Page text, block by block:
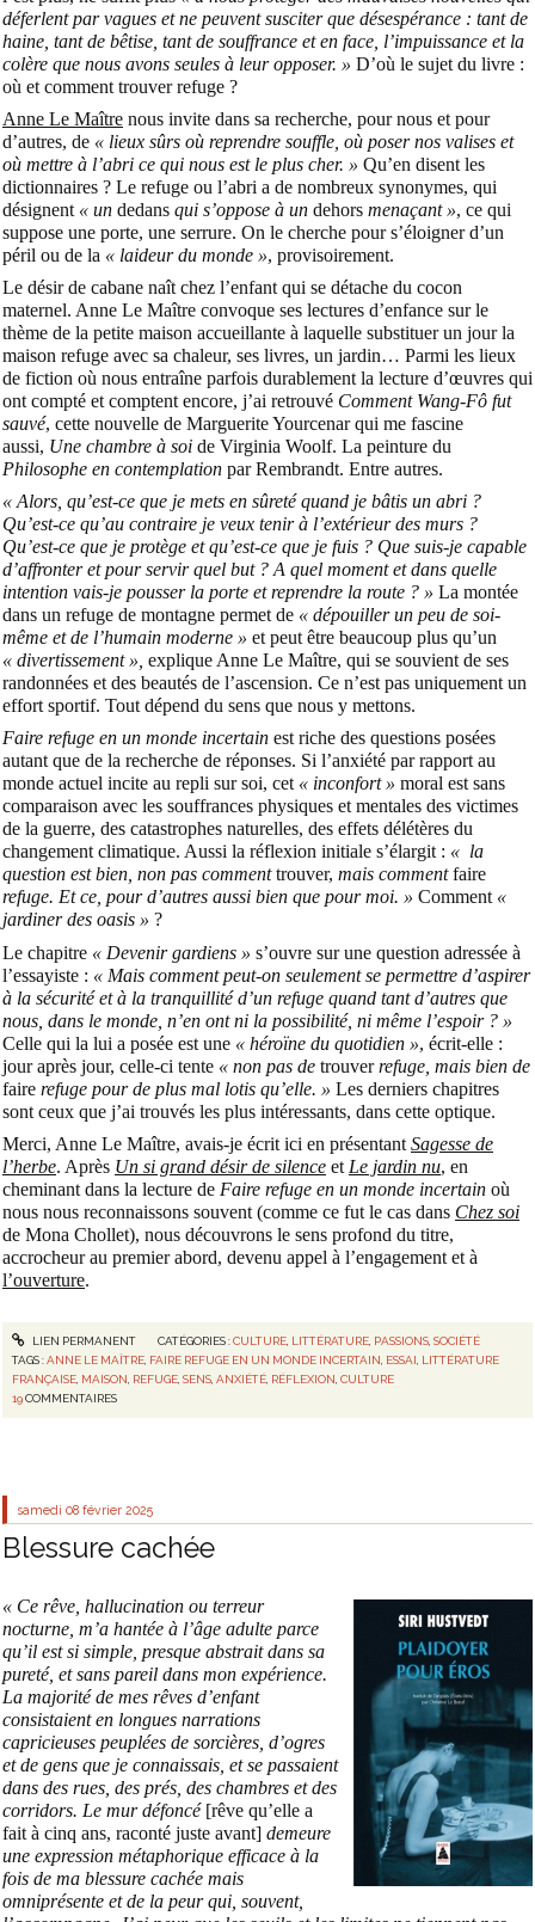
déferlent par vagues et ne peuvent susciter que désespérance : tant de
haine, tant de bêtise, tant de souffrance et en face, l’impuissance et la
colère que nous avons seules à leur opposer. » D’où le sujet du livre :
où et comment trouver refuge ?
Anne Le Maître nous invite dans sa recherche, pour nous et pour
d’autres, de « lieux sûrs où reprendre souffle, où poser nos valises et
où mettre à l’abri ce qui nous est le plus cher. » Qu’en disent les
dictionnaires ? Le refuge ou l’abri a de nombreux synonymes, qui
désignent « un dedans qui s’oppose à un dehors menaçant », ce qui
suppose une porte, une serrure. On le cherche pour s’éloigner d’un
péril ou de la « laideur du monde », provisoirement.
Le désir de cabane naît chez l’enfant qui se détache du cocon
maternel. Anne Le Maître convoque ses lectures d’enfance sur le
thème de la petite maison accueillante à laquelle substituer un jour la
maison refuge avec sa chaleur, ses livres, un jardin… Parmi les lieux
de fiction où nous entraîne parfois durablement la lecture d’œuvres qui
ont compté et comptent encore, j’ai retrouvé Comment Wang-Fô fut
sauvé, cette nouvelle de Marguerite Yourcenar qui me fascine
aussi, Une chambre à soi de Virginia Woolf. La peinture du
Philosophe en contemplation par Rembrandt. Entre autres.
« Alors, qu’est-ce que je mets en sûreté quand je bâtis un abri ?
Qu’est-ce qu’au contraire je veux tenir à l’extérieur des murs ?
Qu’est-ce que je protège et qu’est-ce que je fuis ? Que suis-je capable
d’affronter et pour servir quel but ? A quel moment et dans quelle
intention vais-je pousser la porte et reprendre la route ? » La montée
dans un refuge de montagne permet de « dépouiller un peu de soi-
même et de l’humain moderne » et peut être beaucoup plus qu’un
« divertissement », explique Anne Le Maître, qui se souvient de ses
randonnées et des beautés de l’ascension. Ce n’est pas uniquement un
effort sportif. Tout dépend du sens que nous y mettons.
Faire refuge en un monde incertain est riche des questions posées
autant que de la recherche de réponses. Si l’anxiété par rapport au
monde actuel incite au repli sur soi, cet « inconfort » moral est sans
comparaison avec les souffrances physiques et mentales des victimes
de la guerre, des catastrophes naturelles, des effets délétères du
changement climatique. Aussi la réflexion initiale s’élargit : « la
question est bien, non pas commenttrouver, mais commentfaire
refuge. Et ce, pour d’autres aussi bien que pour moi. » Comment «
jardiner des oasis » ?
Le chapitre « Devenir gardiens » s’ouvre sur une question adressée à
l’essayiste : « Mais comment peut-on seulement se permettre d’aspirer
à la sécurité et à la tranquillité d’un refuge quand tant d’autres que
nous, dans le monde, n’en ont ni la possibilité, ni même l’espoir ? »
Celle qui la lui a posée est une « héroïne du quotidien », écrit-elle :
jour après jour, celle-ci tente « non pas de trouverrefuge, mais bien de
faire refuge pour de plus mal lotis qu’elle. » Les derniers chapitres
sont ceux que j’ai trouvés les plus intéressants, dans cette optique.
Merci, Anne Le Maître, avais-je écrit ici en présentant Sagesse de
l’herbe. Après Un si grand désir de silence et Le jardin nu, en
cheminant dans la lecture de Faire refuge en un monde incertain où
nous nous reconnaissons souvent (comme ce fut le cas dans Chez soi
de Mona Chollet), nous découvrons le sens profond du titre,
accrocheur au premier abord, devenu appel à l’engagement et à
l’ouverture.
LIEN PERMANENT CATÉGORIES :CULTURE, LITTÉRATURE, PASSIONS, SOCIÉTÉ
TAGS :ANNE LE MAÎTRE, FAIRE REFUGE EN UN MONDE INCERTAIN, ESSAI, LITTÉRATURE
FRANÇAISE, MAISON, REFUGE,SENS,ANXIÉTÉ, RÉFLEXION,CULTURE
19COMMENTAIRES
samedi 08 février 2025
Blessure cachée
« Ce rêve, hallucination ou terreur
nocturne, m’a hantée à l’âge adulte parce
qu’il est si simple, presque abstrait dans sa
pureté, et sans pareil dans mon expérience.
La majorité de mes rêves d’enfant
consistaient en longues narrations
capricieuses peuplées de sorcières, d’ogres
et de gens que je connaissais, et se passaient
dans des rues, des prés, des chambres et des
corridors. Le mur défoncé [rêve qu’elle a
fait à cinq ans, raconté juste avant] demeure
une expression métaphorique efficace à la
fois de ma blessure cachée mais
omniprésente et de la peur qui, souvent,